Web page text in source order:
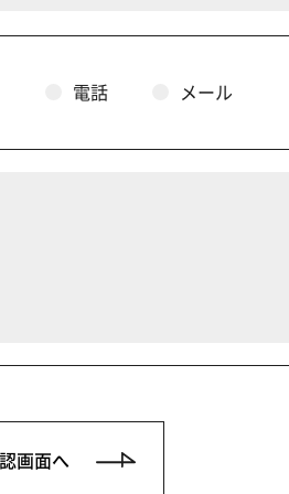
電話 メール